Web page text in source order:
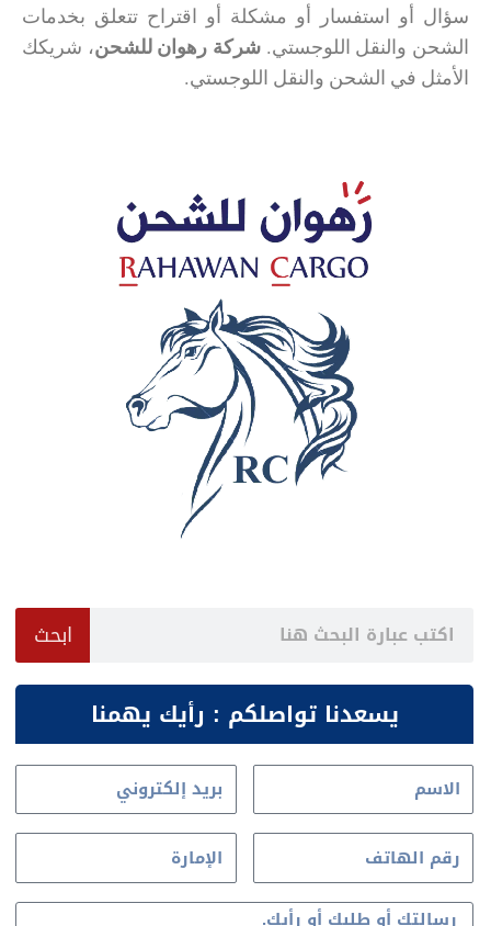
سؤال أو استفسار أو مشكلة أو اقتراح تتعلق بخدمات
الشحن والنقل اللوجستي. شركة رهوان للشحن، شريكك
الأمثل في الشحن والنقل اللوجستي.
ابحث
يسعدنا تواصلكم : رأيك يهمنا